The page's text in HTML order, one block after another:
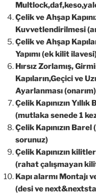
Çelik ve Ahşap
Kuvvetlendirilmesi
Çelik ve Ahşap
Yapımı (ek kilit
Hırsız Zorlamış,
Kapıların,Geçici ve
Ayarlanması (onarım)
Çelik Kapınızın Yıllık
(mutlaka senede 1
Çelik Kapınızın
sorunuz)
Çelik Kapınızın
(rahat çalışmayan
Kapı alarmı Montajı
(desi ve